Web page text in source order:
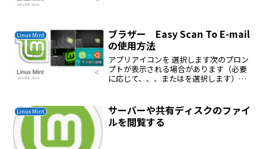
Linux Mint
ブラザー Easy Scan To E-mail
の使用方法
アプリアイコンを 選択します次のプロン
プトが表示される場合があります（必要
に応じて、、、またはを選択します）メ
す。 Easy Scan to E-ma...
Linux Mint
サーバーや共有ディスクのファイ
ルを閲覧する